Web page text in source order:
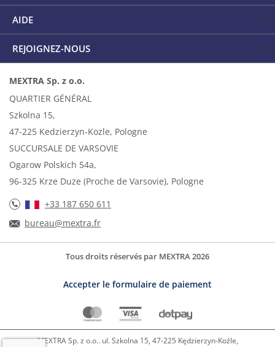
AIDE
REJOIGNEZ-NOUS
MEXTRA Sp. z o.o.
QUARTIER GÉNÉRAL
Szkolna 15,
47-225 Kedzierzyn-Kozle, Pologne
SUCCURSALE DE VARSOVIE
Ogarow Polskich 54a,
96-325 Krze Duze (Proche de Varsovie), Pologne
+33 187 650 611
bureau@mextra.fr
Tous droits réservés par MEXTRA 2026
Accepter le formulaire de paiement
MEXTRA Sp. z o.o.. ul. Szkolna 15, 47-225 Kędzierzyn-Koźle,